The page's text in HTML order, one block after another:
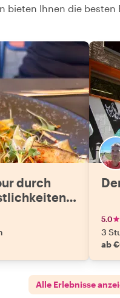
bieten Ihnen die
durch
5.0
3
ab
Alle Erlebnisse